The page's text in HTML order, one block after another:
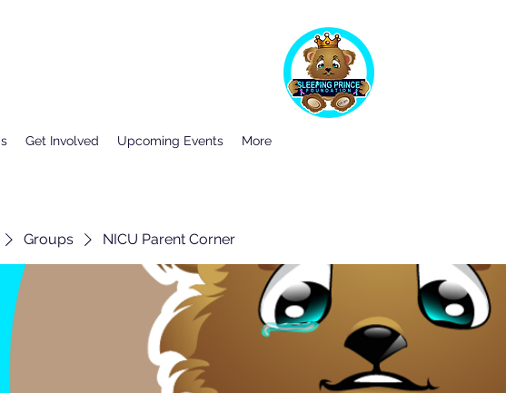
Get Involved Upcoming Events More
Groups NICU Parent Corner